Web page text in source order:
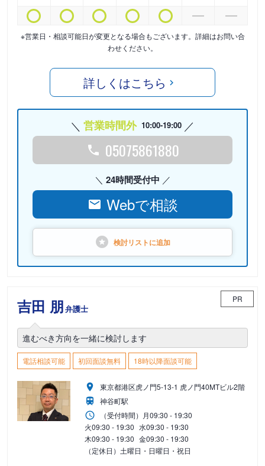
※営業日・相談可能日が変更となる場合もございます。詳細はお問い合
わせください。
詳しくはこちら
営業時間外 10:00-19:00
05075861880
24時間受付中
Webで相談
検討リストに追加
吉田 朋弁護士
PR
進むべき方向を一緒に検討します
電話相談可能 初回面談無料 18時以降面談可能
東京都港区虎ノ門5-13-1 虎ノ門40MTビル2階
神谷町駅
（受付時間） 月09:30 - 19:30
火09:30 - 19:30 水09:30 - 19:30
木09:30 - 19:30 金09:30 - 19:30
（定休日）土曜日・日曜日・祝日